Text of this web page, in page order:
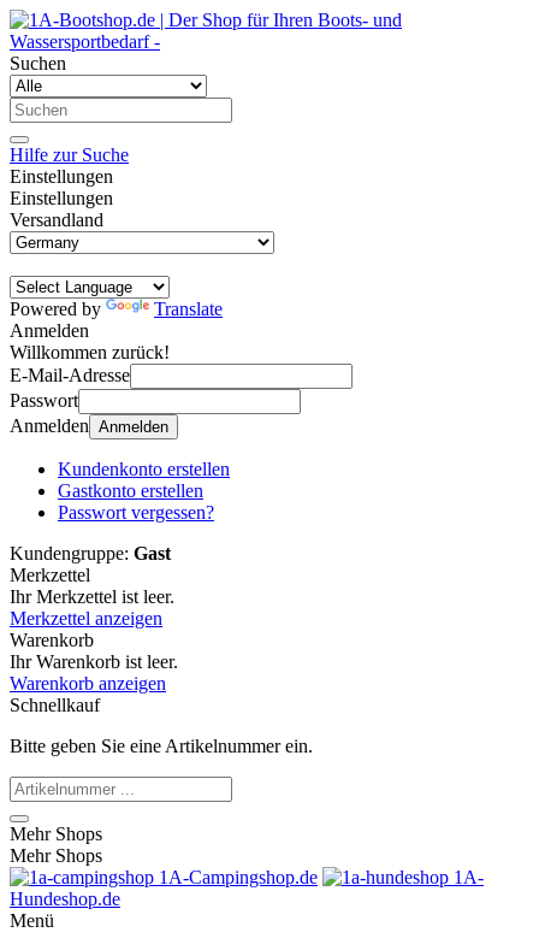
Suchen
Hilfe zur Suche
Einstellungen
Einstellungen
Versandland
Powered by
Translate
Anmelden
Willkommen zurück!
E-Mail-Adresse
Passwort
Anmelden Anmelden
Kundenkonto erstellen
Gastkonto erstellen
Passwort vergessen?
Kundengruppe: Gast
Merkzettel
Ihr Merkzettel ist leer.
Merkzettel anzeigen
Warenkorb
Ihr Warenkorb ist leer.
Warenkorb anzeigen
Schnellkauf
Bitte geben Sie eine Artikelnummer ein.
Mehr Shops
Mehr Shops
1A-Campingshop.de
1A-
Hundeshop.de
Menü